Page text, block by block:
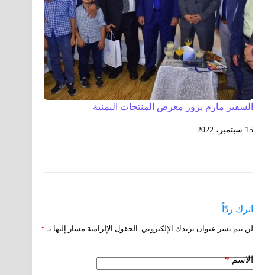
السفير مارم يزور معرض المنتجات اليمنية
15 سبتمبر، 2022
اترك ردّاً
لن يتم نشر عنوان بريدك الإلكتروني. الحقول الإلزامية مشار إليها بـ *
الاسم*